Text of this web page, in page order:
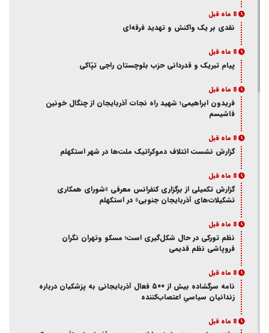
8 ماه قبل
نقدی بر یک واکنش و‌ تهدید فرقه‌ای
8 ماه قبل
پیام تبریک و قدردانی حزب بلوچستان راجی تپّاکی
8 ماه قبل
فریدون ابراهیمی؛ شهید راه نجات آذربایجان از چنگال خونین
فاشیسم
8 ماه قبل
گزارش نشست ائتلاف دموکراتیک ملت‌ها در شهر استکهلم
8 ماه قبل
گزارش تکمیلی از برگزاری کنفرانس معرفی «شورای همکاری
تشکیلات‌های آذربایجان جنوبی» در استکهلم
8 ماه قبل
نظم تورکی در حال شکل‌گیری است؛ مسکو وتهران نگران
فروپاشی نظم قدیمی
8 ماه قبل
نامه سرگشاده بیش از ۵۰۰ فعال آذربایجانی به پزشکیان درباره
زندانیان سیاسیِ اعتصاب‌کننده
8 ماه قبل